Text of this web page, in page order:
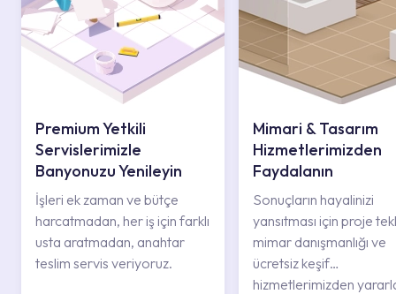
Premium Yetkili
Servislerimizle
Banyonuzu Yenileyin
İşleri ek zaman ve bütçe
harcatmadan, her iş için farklı
usta aratmadan, anahtar
teslim servis veriyoruz.
Mimari & Tasarım
Hizmetlerimizden
Faydalanın
Sonuçların hayalinizi
yansıtması için proje
mimar danışmanlığı ve
ücretsiz keşif
hizmetlerimizden